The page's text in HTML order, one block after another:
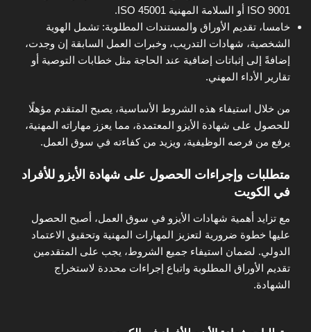
ISO 9001 أو السلامة المهنية ISO 45001.
خامسا، تقديم الأوراق والمستندات المطلوبة: تشمل الهوية
الشخصية، شهادات التدريب، وخبرات العمل السابقة إن وجدت،
إضافةً إلى إثباتات إضافية عند الحاجة مثل خطابات التوصية أو
تقارير الأداء المهني.
من خلال استيفاء هذه الشروط الأساسية، يصبح المتقدم مؤهلًا
للحصول على شهادة الأيزو المعتمدة، مما يعزز مهاراته المهنية،
يرفع من فرصه الوظيفية، ويزيد من كفاءته في سوق العمل.
متطلبات وإجراءات الحصول على شهادة الأيزو للأفراد
في الكويت
مع تزايد أهمية شهادات الأيزو في سوق العمل، أصبح الحصول
عليها خطوة ضرورية لتعزيز المهارات المهنية وتحقيق الاعتماد
الدولي. لضمان استيفاء جميع الشروط، يجب على المتقدمين
تقديم الأوراق المطلوبة واتباع إجراءات محددة لاستخراج
الشهادة.